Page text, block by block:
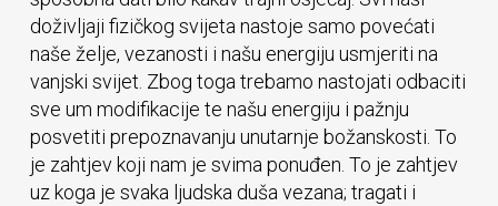
doživljaji fizičkog svijeta nastoje samo povećati
naše želje, vezanosti i našu energiju usmjeriti na
vanjski svijet. Zbog toga trebamo nastojati odbaciti
sve um modifikacije te našu energiju i pažnju
posvetiti prepoznavanju unutarnje božanskosti. To
je zahtjev koji nam je svima ponuđen. To je zahtjev
uz koga je svaka ljudska duša vezana; tragati i